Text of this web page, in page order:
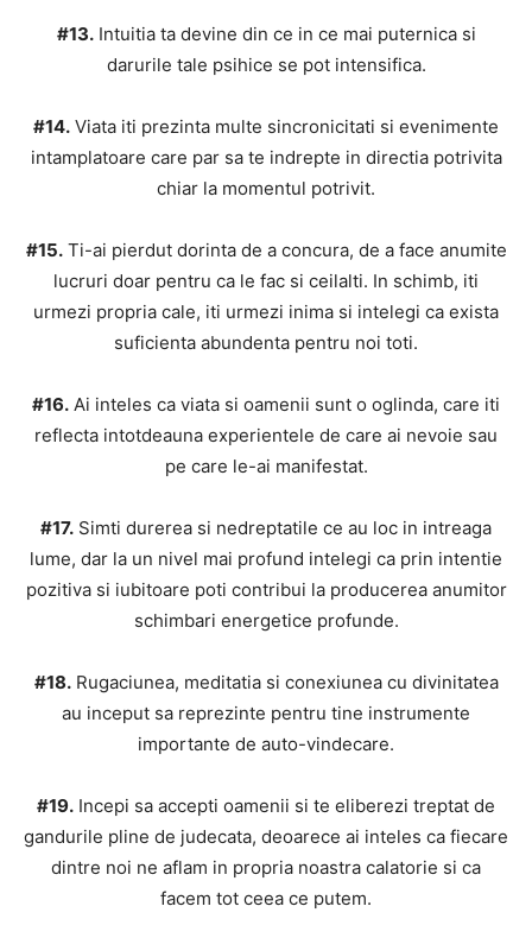
#13.Intuitia ta devine din ce in ce mai puternica si
darurile tale psihice se pot intensifica.
#14. Viata iti prezinta multe sincronicitati si evenimente
intamplatoare care par sa te indrepte in directia potrivita
chiar la momentul potrivit.
#15.Ti-ai pierdut dorinta de a concura, de a face anumite
lucruri doar pentru ca le fac si ceilalti. In schimb, iti
urmezi propria cale, iti urmezi inima si intelegi ca exista
suficienta abundenta pentru noi toti.
#16. Ai inteles ca viata si oamenii sunt o oglinda, care iti
reflecta intotdeauna experientele de care ai nevoie sau
pe care le-ai manifestat.
#17. Simti durerea si nedreptatile ce au loc in intreaga
lume, dar la un nivel mai profund intelegi ca prin intentie
pozitiva si iubitoare poti contribui la producerea anumitor
schimbari energetice profunde.
#18.Rugaciunea, meditatia si conexiunea cu divinitatea
au inceput sa reprezinte pentru tine instrumente
importante de auto-vindecare.
#19. Incepi sa accepti oamenii si te eliberezi treptat de
gandurile pline de judecata, deoarece ai inteles ca fiecare
dintre noi ne aflam in propria noastra calatorie si ca
facem tot ceea ce putem.